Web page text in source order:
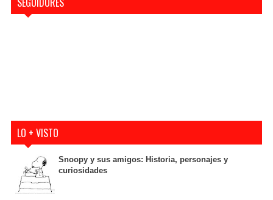
LO + VISTO
Snoopy y sus amigos: Historia, personajes y
curiosidades